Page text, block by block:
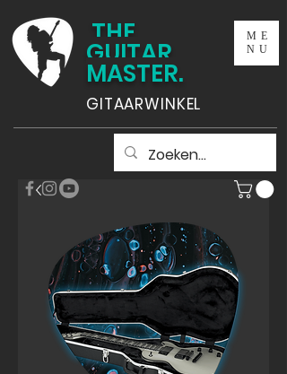
THE
GUITAR
MASTER.
GITAARWINKEL
ME
NU